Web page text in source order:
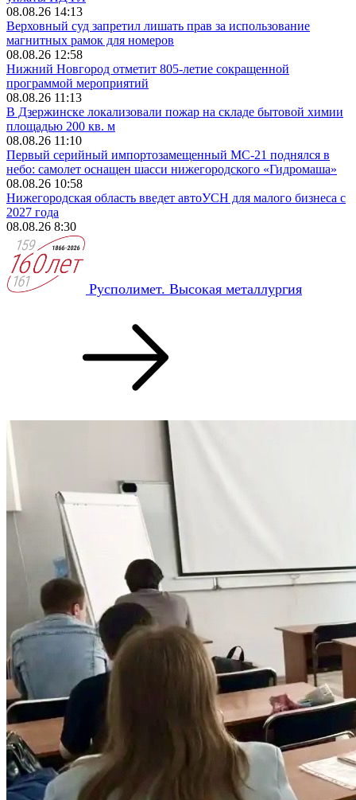
08.08.26 14:13
Верховный суд запретил лишать прав за использование
магнитных рамок для номеров
08.08.26 12:58
Нижний Новгород отметит 805-летие сокращенной
программой мероприятий
08.08.26 11:13
В Дзержинске локализовали пожар на складе бытовой химии
площадью 200 кв. м
08.08.26 11:10
Первый серийный импортозамещенный МС-21 поднялся в
небо: самолет оснащен шасси нижегородского «Гидромаша»
08.08.26 10:58
Нижегородская область введет автоУСН для малого бизнеса с
2027 года
08.08.26 8:30
Русполимет. Высокая металлургия